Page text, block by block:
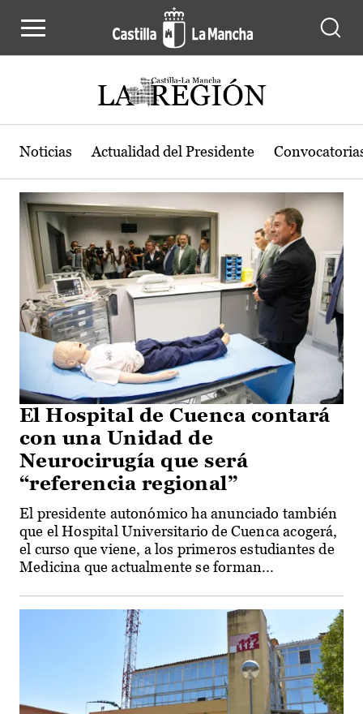
Actualidad de la región de Castilla-
Noticias Actualidad del Presidente
El Hospital de Cuenca contará
con una Unidad de
Neurocirugía que será
“referencia regional”
El presidente autonómico ha anunciado también
que el Hospital Universitario de Cuenca acogerá,
el curso que viene, a los primeros estudiantes de
Medicina que actualmente se forman...